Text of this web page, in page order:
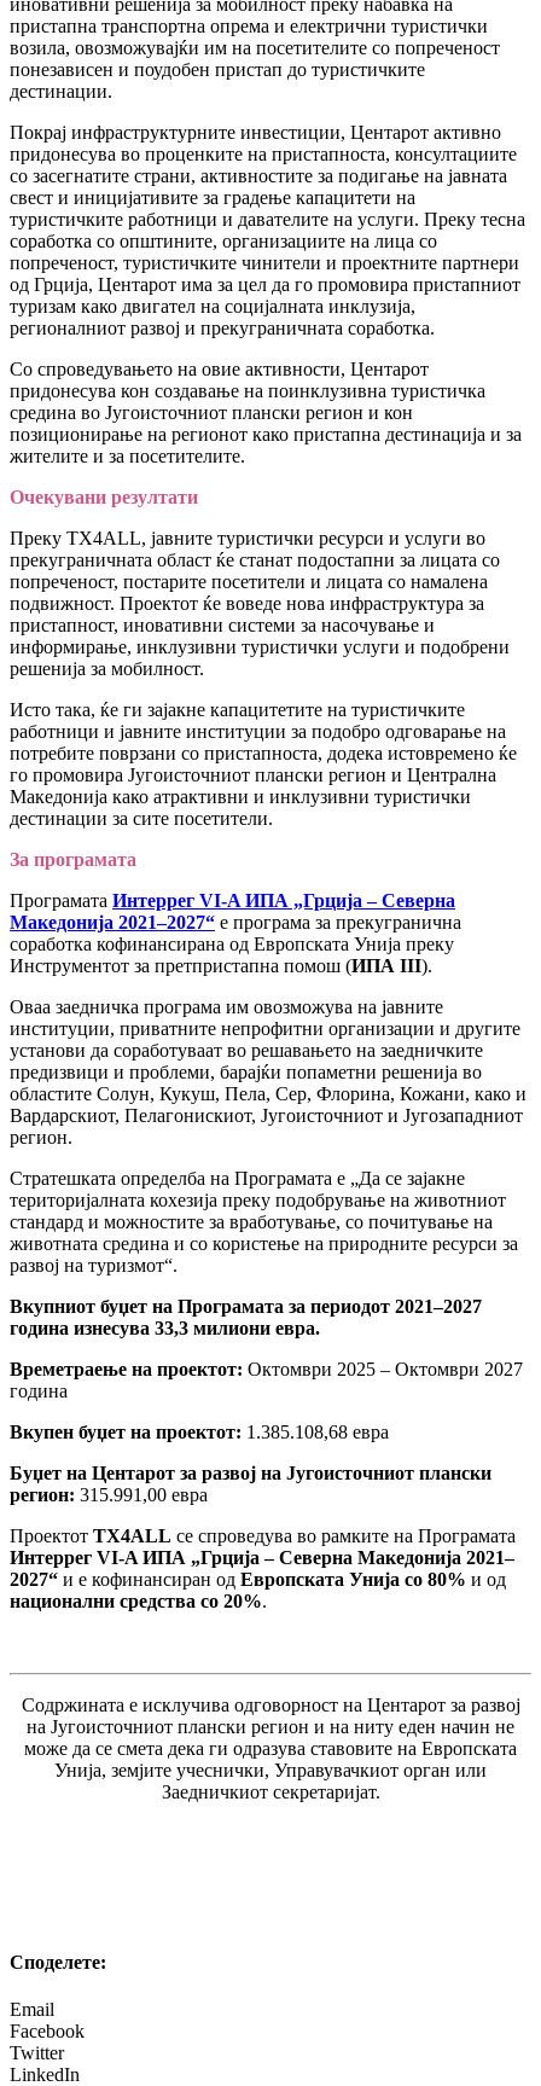
пристапна транспортна опрема и електрични туристички
возила, овозможувајќи им на посетителите со попреченост
понезависен и поудобен пристап до туристичките
дестинации.
Покрај инфраструктурните инвестиции, Центарот активно
придонесува во проценките на пристапноста, консултациите
со засегнатите страни, активностите за подигање на јавната
свест и иницијативите за градење капацитети на
туристичките работници и давателите на услуги. Преку тесна
соработка со општините, организациите на лица со
попреченост, туристичките чинители и проектните партнери
од Грција, Центарот има за цел да го промовира пристапниот
туризам како двигател на социјалната инклузија,
регионалниот развој и прекуграничната соработка.
Со спроведувањето на овие активности, Центарот
придонесува кон создавање на поинклузивна туристичка
средина во Југоисточниот плански регион и кон
позиционирање на регионот како пристапна дестинација и за
жителите и за посетителите.
Очекувани резултати
Преку TX4ALL, јавните туристички ресурси и услуги во
прекуграничната област ќе станат подостапни за лицата со
попреченост, постарите посетители и лицата со намалена
подвижност. Проектот ќе воведе нова инфраструктура за
пристапност, иновативни системи за насочување и
информирање, инклузивни туристички услуги и подобрени
решенија за мобилност.
Исто така, ќе ги зајакне капацитетите на туристичките
работници и јавните институции за подобро одговарање на
потребите поврзани со пристапноста, додека истовремено ќе
го промовира Југоисточниот плански регион и Централна
Македонија како атрактивни и инклузивни туристички
дестинации за сите посетители.
За програмата
Програмата Интеррег VI-A ИПА „Грција – Северна
Македонија 2021–2027“ е програма за прекугранична
соработка кофинансирана од Европската Унија преку
Инструментот за претпристапна помош (ИПА III).
Оваа заедничка програма им овозможува на јавните
институции, приватните непрофитни организации и другите
установи да соработуваат во решавањето на заедничките
предизвици и проблеми, барајќи попаметни решенија во
областите Солун, Кукуш, Пела, Сер, Флорина, Кожани, како и
Вардарскиот, Пелагонискиот, Југоисточниот и Југозападниот
регион.
Стратешката определба на Програмата е „Да се зајакне
територијалната кохезија преку подобрување на животниот
стандард и можностите за вработување, со почитување на
животната средина и со користење на природните ресурси за
развој на туризмот“.
Вкупниот буџет на Програмата за периодот 2021–2027
година изнесува 33,3 милиони евра.
Времетраење на проектот: Октомври 2025 – Октомври 2027
година
Вкупен буџет на проектот: 1.385.108,68 евра
Буџет на Центарот за развој на Југоисточниот плански
регион: 315.991,00 евра
Проектот TX4ALL се спроведува во рамките на Програмата
Интеррег VI-A ИПА „Грција – Северна Македонија 2021–
2027“ и е кофинансиран од Европската Унија со 80% и од
национални средства со 20%.
Содржината е исклучива одговорност на Центарот за развој
на Југоисточниот плански регион и на ниту еден начин не
може да се смета дека ги одразува ставовите на Европската
Унија, земјите учеснички, Управувачкиот орган или
Заедничкиот секретаријат.
Споделeте:
Email
Facebook
Twitter
LinkedIn